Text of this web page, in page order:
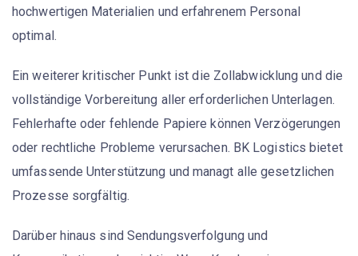
hochwertigen Materialien und erfahrenem Personal
optimal.
Ein weiterer kritischer Punkt ist die Zollabwicklung und die
vollständige Vorbereitung aller erforderlichen Unterlagen.
Fehlerhafte oder fehlende Papiere können Verzögerungen
oder rechtliche Probleme verursachen. BK Logistics bietet
umfassende Unterstützung und managt alle gesetzlichen
Prozesse sorgfältig.
Darüber hinaus sind Sendungsverfolgung und